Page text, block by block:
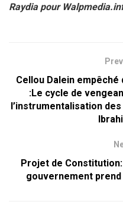
Raydia pour
Cellou Dalein
:Le cycle de
l’instrumentalisation
Projet de
gouvernement